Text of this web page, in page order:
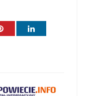
Pinterest LinkedIn